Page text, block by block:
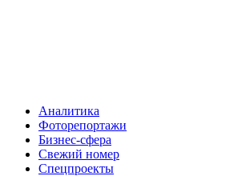
Аналитика
Фоторепортажи
Бизнес-сфера
Свежий номер
Спецпроекты